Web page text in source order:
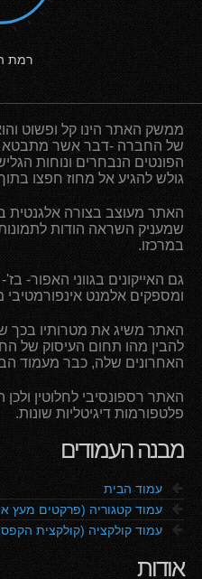
רמת
ממשק האתר הינו קל ופשוט
של החברה -דבר אשר מתבטא
הפונטים הנבחרים ונוחות
גולש להגיע אל מחוז חפצו
האתר מעוצב בצורה אלגנטית
שמעניק השראה הודות
במרכזו.
גם האייקונים בגווני האפור-
ומספקים אלמנט
האתר משיג את מטרותיו בכך
להבין מהו תחום העיסוק של
האחרונים שלה, כבר מעמוד
האתר רספונסיבי לחלוטין ולכן
פלטפורמות דיגיטליות שונות.
מבנה העמודים
f עמוד הבית
f עמוד קטגוריה (פרקטים מעץ
f עמוד קולקציה (קולקצית
אודות